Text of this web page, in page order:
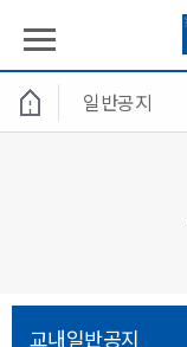
일반공지
교내일반공지